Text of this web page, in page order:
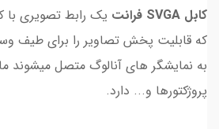
کابل SVGA فرانت
یک رابط تصویری
که قابلیت پخش تصاویر را برای طیف
به نمایشگر های آنالوگ متصل میشوند
پروژکتورها و... دارد.